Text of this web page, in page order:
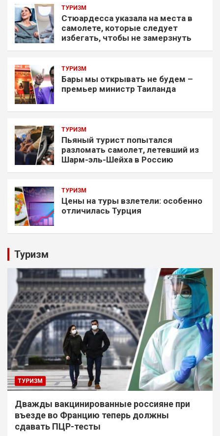
ТУРИЗМ
Стюардесса указала на места в
самолете, которые следует
избегать, чтобы не замерзнуть
ТУРИЗМ
Бары мы открывать не будем –
премьер министр Таиланда
ТУРИЗМ
Пьяный турист попытался
разломать самолет, летевший из
Шарм-эль-Шейха в Россию
ТУРИЗМ
Цены на туры взлетели: особенно
отличилась Турция
Туризм
ТУРИЗМ
Дважды вакцинированные россияне при
въезде во Францию теперь должны
сдавать ПЦР-тесты